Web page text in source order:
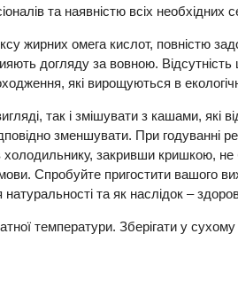
та наявністю всіх необхідних
жирних омега кислот, повністю
догляду за вовною.
які вирощуються в
так і змішувати з кашами,
зменшувати. При годуванні
холодильнику, закривши кришкою,
Спробуйте пригостити вашого
та як наслідок –
температури. Зберігати у